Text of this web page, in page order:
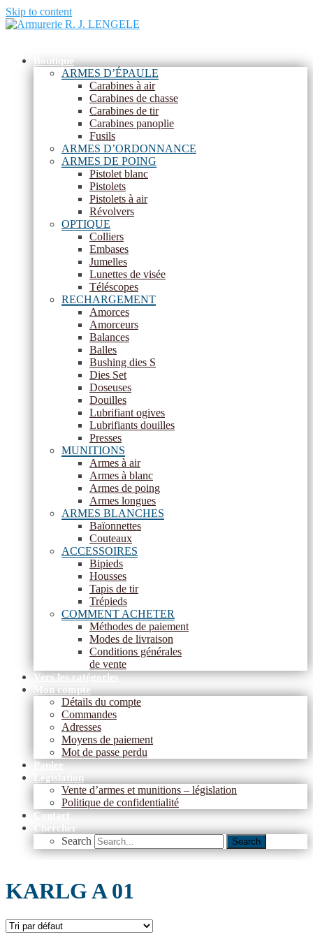
Skip to content
Boutique
ARMES D’ÉPAULE
Carabines à air
Carabines de chasse
Carabines de tir
Carabines panoplie
Fusils
ARMES D’ORDONNANCE
ARMES DE POING
Pistolet blanc
Pistolets
Pistolets à air
Révolvers
OPTIQUE
Colliers
Embases
Jumelles
Lunettes de visée
Téléscopes
RECHARGEMENT
Amorces
Amorceurs
Balances
Balles
Bushing dies S
Dies Set
Doseuses
Douilles
Lubrifiant ogives
Lubrifiants douilles
Presses
MUNITIONS
Armes à air
Armes à blanc
Armes de poing
Armes longues
ARMES BLANCHES
Baïonnettes
Couteaux
ACCESSOIRES
Bipieds
Housses
Tapis de tir
Trépieds
COMMENT ACHETER
Méthodes de paiement
Modes de livraison
Conditions générales
de vente
Vers les catégories
Mon compte
Détails du compte
Commandes
Adresses
Moyens de paiement
Mot de passe perdu
Panier
Législation
Vente d’armes et munitions – législation
Politique de confidentialité
Contact
Chercher
Search Search
KARLG A 01